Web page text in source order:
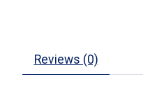
Reviews (0)